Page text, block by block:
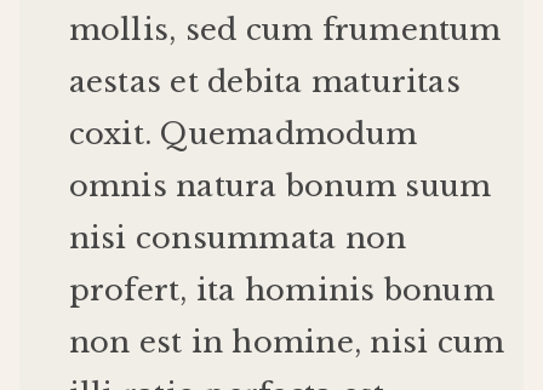
mollis, sed cum frumentum
aestas et debita maturitas
coxit. Quemadmodum
omnis natura bonum suum
nisi consummata non
profert, ita hominis bonum
non est in homine, nisi cum